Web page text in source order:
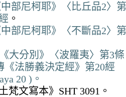
部尼柯耶》〈比丘品2〉
。
部尼柯耶》〈不斷品2〉
大分別》〈波羅夷〉第3
《法勝義決定經》第20經
20 )。
梵文寫本》SHT 3091。